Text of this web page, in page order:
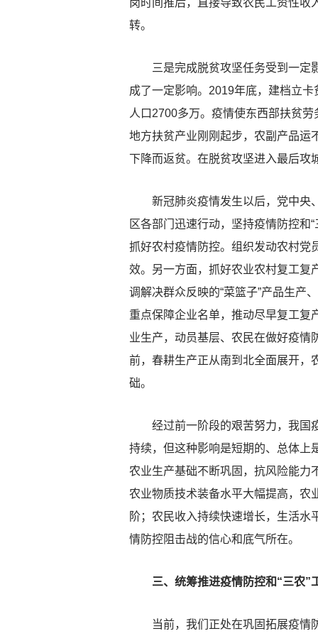
岗时间推后，直接导致农民工资性
转。
三是完成脱贫攻坚任务受到一定影
成了一定影响。2019年底，建档立
人口2700多万。疫情使东西部扶贫
地方扶贫产业刚刚起步，农副产品运
下降而返贫。在脱贫攻坚进入最后攻
新冠肺炎疫情发生以后，党中央、
区各部门迅速行动，坚持疫情防控和
抓好农村疫情防控。组织发动农村党
效。另一方面，抓好农业农村复工复
调解决群众反映的“菜篮子”产品生产
重点保障企业名单，推动尽早复工复
业生产，动员基层、农民在做好疫情
前，春耕生产正从南到北全面展开，
础。
经过前一阶段的艰苦努力，我国疫
持续，但这种影响是短期的、总体上
农业生产基础不断巩固，抗风险能力
农业物质技术装备水平大幅提高，农
阶；农民收入持续快速增长，生活
情防控阻击战的信心和底气所在。
三、统筹推进疫情防控和“三农”
当前，我们正处在巩固拓展疫情防